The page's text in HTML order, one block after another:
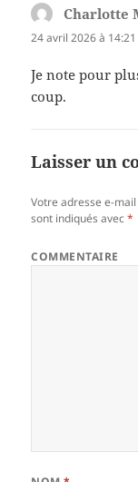
Charlotte
24 avril 2026 à 14:21
Je note pour
coup.
Laisser un
Votre adresse e-
sont indiqués avec*
COMMENTAIRE